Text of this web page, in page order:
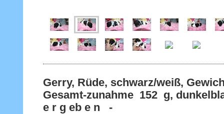
Gerry, Rüde, schwarz/weiß,
Gesamt-zunahme 152 g,
e r g eb e n -